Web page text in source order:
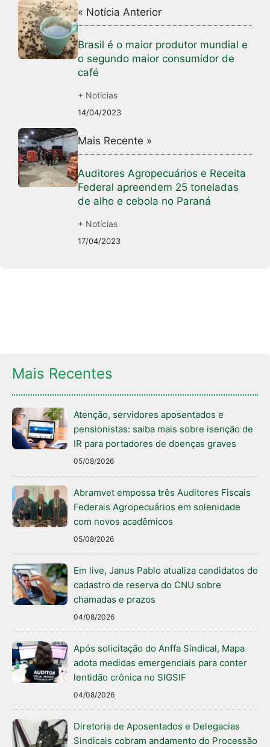
« Notícia Anterior
Brasil é o maior produtor mundial e
o segundo maior consumidor de
café
+ Notícias
14/04/2023
Mais Recente »
Auditores Agropecuários e Receita
Federal apreendem 25 toneladas
de alho e cebola no Paraná
+ Notícias
17/04/2023
Mais Recentes
Atenção, servidores aposentados e
pensionistas: saiba mais sobre isenção de
IR para portadores de doenças graves
05/08/2026
Abramvet empossa três Auditores Fiscais
Federais Agropecuários em solenidade
com novos acadêmicos
05/08/2026
Em live, Janus Pablo atualiza candidatos do
cadastro de reserva do CNU sobre
chamadas e prazos
04/08/2026
Após solicitação do Anffa Sindical, Mapa
adota medidas emergenciais para conter
lentidão crônica no SIGSIF
04/08/2026
Diretoria de Aposentados e Delegacias
Sindicais cobram andamento do Processão